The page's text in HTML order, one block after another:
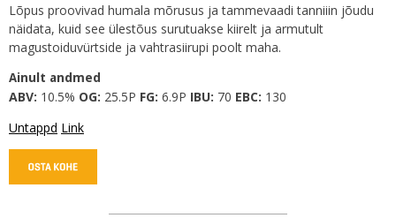
Lõpus proovivad humala mõrusus ja tammevaadi tanniiin jõudu
näidata, kuid see ülestõus surutuakse kiirelt ja armutult
magustoiduvürtside ja vahtrasiirupi poolt maha.
Ainult andmed
ABV: 10.5% OG: 25.5P FG: 6.9P IBU: 70 EBC: 130
Untappd Link